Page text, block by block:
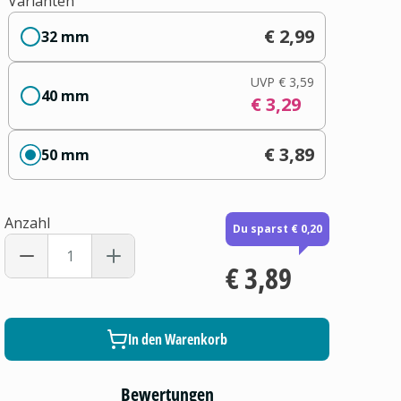
32 mm
€ 2,99
40 mm
UVP € 3,59
€ 3,29
50 mm € 3,89
Anzahl Du sparst € 0,20
€ 3,89
In den Warenkorb
Bewertungen